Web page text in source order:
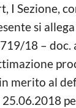
I Sezione,
si
18 – doc.
merito al
25.06.2018